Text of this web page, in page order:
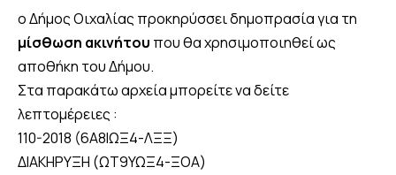
ο Δήμος Οιχαλίας προκηρύσσει δημοπρασία για τη
μίσθωση ακινήτου που θα χρησιμοποιηθεί ως
αποθήκη του Δήμου.
Στα παρακάτω αρχεία μπορείτε να δείτε
λεπτομέρειες :
110-2018 (6Α8ΙΩΞ4-ΛΞΞ)
ΔΙΑΚΗΡΥΞΗ (ΩΤ9ΥΩΞ4-ΞΟΑ)